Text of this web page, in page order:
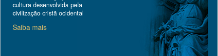
cultura desenvolvida pela
civilização cristã ocidental
Saiba mais